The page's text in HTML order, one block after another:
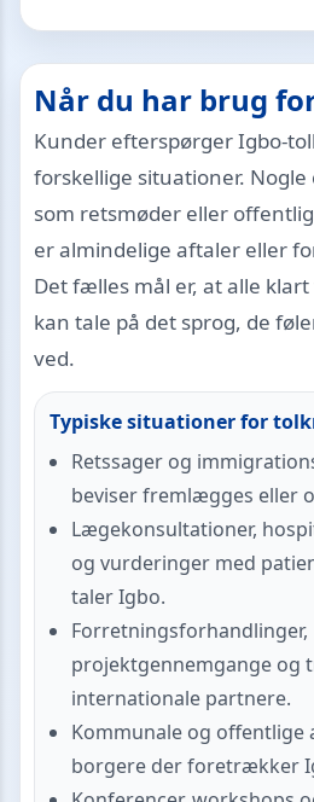
Når du har brug
Kunder efterspørger Igbo-
forskellige situationer.
som retsmøder eller
er almindelige aftaler eller
Det fælles mål er, at alle
kan tale på det sprog, de
ved.
Typiske situationer for
Retssager og
beviser fremlægges eller
Lægekonsultationer,
og vurderinger med
taler Igbo.
Forretningsforhandlinger,
projektgennemgange
internationale partnere.
Kommunale og offentlige
borgere der foretrækker